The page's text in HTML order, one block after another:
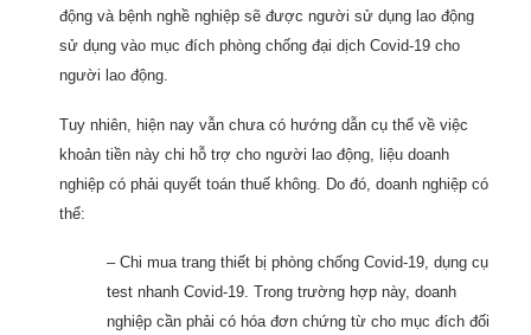
động và bệnh nghề nghiệp sẽ được người sử dụng lao động
sử dụng vào mục đích phòng chống đại dịch Covid-19 cho
người lao động.
Tuy nhiên, hiện nay vẫn chưa có hướng dẫn cụ thể về việc
khoản tiền này chi hỗ trợ cho người lao động, liệu doanh
nghiệp có phải quyết toán thuế không. Do đó, doanh nghiệp có
thể:
– Chi mua trang thiết bị phòng chống Covid-19, dụng cụ
test nhanh Covid-19. Trong trường hợp này, doanh
nghiệp cần phải có hóa đơn chứng từ cho mục đích đối